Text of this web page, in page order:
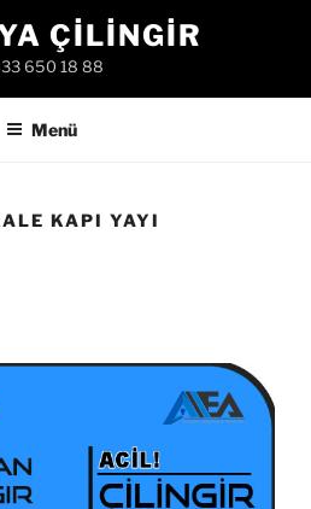
ÇILINGIR
650 18 88
Menü
KAPI YAYI